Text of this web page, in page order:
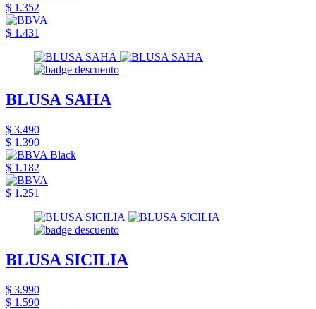
$ 1.352
$ 1.431
BLUSA SAHA
$ 3.490
$ 1.390
$ 1.182
$ 1.251
BLUSA SICILIA
$ 3.990
$ 1.590